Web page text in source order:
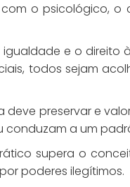
o psicológico,
igualdade e o
todos sejam
deve preservar e
conduzam a um
supera o
poderes ilegítimos.